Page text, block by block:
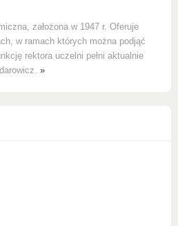
założona w 1947 r. Oferuje
w ramach których można podjąć
rektora uczelni pełni aktualnie
»